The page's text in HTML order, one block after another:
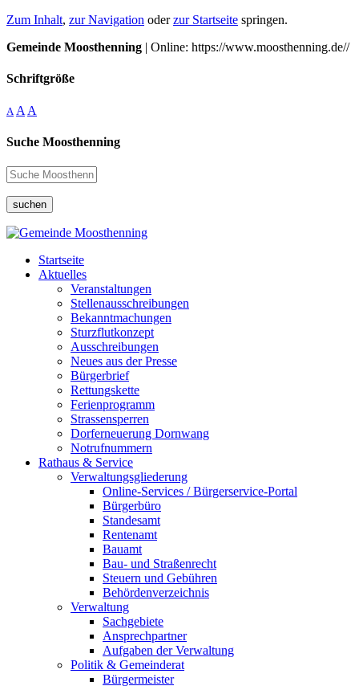
Zum Inhalt, zur Navigation oderzur Startseite springen.
Gemeinde Moosthenning | Online: https://www.moosthenning.de//
Schriftgröße
A A A
Suche Moosthenning
suchen
Startseite
Aktuelles
Veranstaltungen
Stellenausschreibungen
Bekanntmachungen
Sturzflutkonzept
Ausschreibungen
Neues aus der Presse
Bürgerbrief
Rettungskette
Ferienprogramm
Strassensperren
Dorferneuerung Dornwang
Notrufnummern
Rathaus & Service
Verwaltungsgliederung
Online-Services / Bürgerservice-Portal
Bürgerbüro
Standesamt
Rentenamt
Bauamt
Bau- und Straßenrecht
Steuern und Gebühren
Behördenverzeichnis
Verwaltung
Sachgebiete
Ansprechpartner
Aufgaben der Verwaltung
Politik & Gemeinderat
Bürgermeister